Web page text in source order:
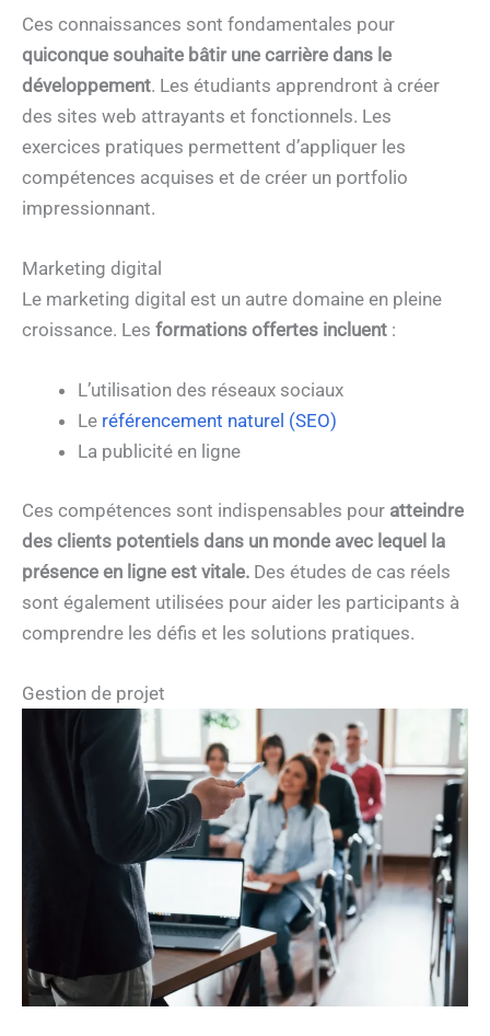
Ces connaissances sont fondamentales pour
quiconque souhaite bâtir une carrière dans le
développement. Les étudiants apprendront à créer
des sites web attrayants et fonctionnels. Les
exercices pratiques permettent d’appliquer les
compétences acquises et de créer un portfolio
impressionnant.
Marketing digital
Le marketing digital est un autre domaine en pleine
croissance. Les formations offertes incluent :
L’utilisation des réseaux sociaux
Le référencement naturel (SEO)
La publicité en ligne
Ces compétences sont indispensables pour atteindre
des clients potentiels dans un monde avec lequel la
présence en ligne est vitale. Des études de cas réels
sont également utilisées pour aider les participants à
comprendre les défis et les solutions pratiques.
Gestion de projet